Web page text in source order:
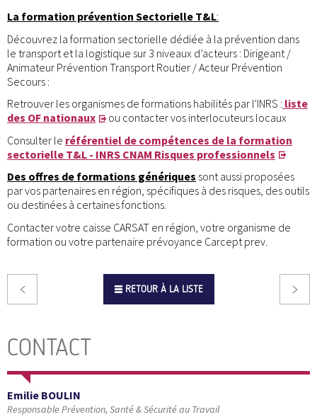
La formation prévention Sectorielle T&L:
Découvrez la formation sectorielle dédiée à la prévention dans
le transport et la logistique sur 3 niveaux d’acteurs : Dirigeant /
Animateur Prévention Transport Routier / Acteur Prévention
Secours :
Retrouver les organismes de formations habilités par l'INRS : liste
des OF nationaux
ou contacter vos interlocuteurs locaux
Consulter le référentiel de compétences de la formation
sectorielle T&L - INRS CNAM Risques professionnels
Des offres de formations génériques sont aussi proposées
par vos partenaires en région, spécifiques à des risques, des outils
ou destinées à certaines fonctions.
Contacter votre caisse CARSAT en région, votre organisme de
formation ou votre partenaire prévoyance Carcept prev.
RETOUR À LA LISTE
CONTACT
Emilie BOULIN
Responsable Prévention, Santé & Sécurité au Travail